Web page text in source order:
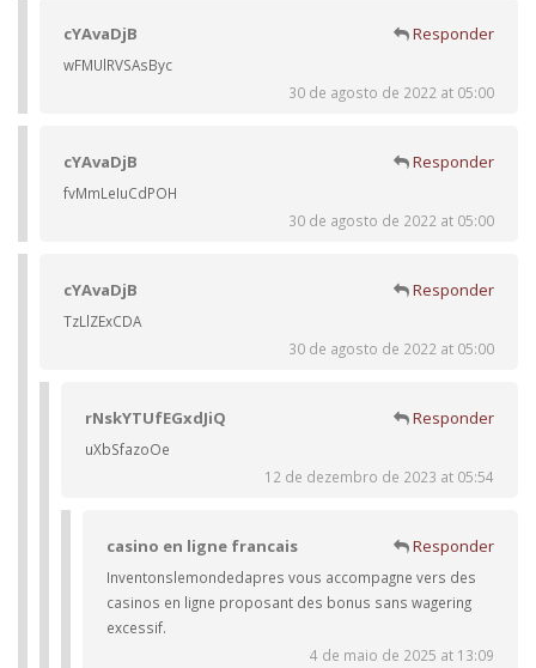
cYAvaDjB Responder
wFMUlRVSAsByc
30 de agosto de 2022 at 05:00
cYAvaDjB Responder
fvMmLeIuCdPOH
30 de agosto de 2022 at 05:00
cYAvaDjB Responder
TzLlZExCDA
30 de agosto de 2022 at 05:00
rNskYTUfEGxdJiQ Responder
uXbSfazoOe
12 de dezembro de 2023 at 05:54
casino en ligne francais Responder
Inventonslemondedapres vous accompagne vers des
casinos en ligne proposant des bonus sans wagering
excessif.
4 de maio de 2025 at 13:09